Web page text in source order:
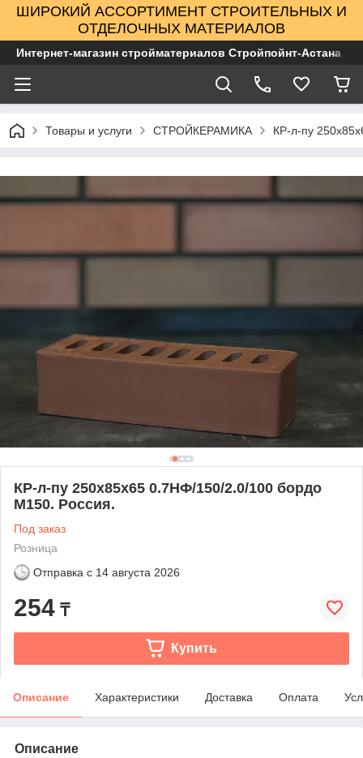
ШИРОКИЙ АССОРТИМЕНТ СТРОИТЕЛЬНЫХ И
ОТДЕЛОЧНЫХ МАТЕРИАЛОВ
Интернет-магазин стройматериалов Стройпойнт-Астана
Товары и услуги СТРОЙКЕРАМИКА КР-л-пу
КР-л-пу 250x85x65 0.7НФ/150/2.0/100 бордо
М150. Россия.
Под заказ
Розница
Отправка с 14 августа 2026
254 ₸
Купить
Описание Характеристики Доставка Оплата
Описание